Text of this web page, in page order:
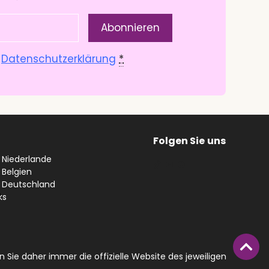
Datenschutzerklärung *
Deutschland
Folgen Sie uns
daher immer die offizielle Website des jeweiligen